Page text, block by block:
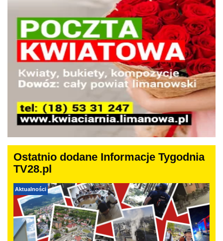
Ostatnio dodane Informacje Tygodnia
TV28.pl
Aktualności